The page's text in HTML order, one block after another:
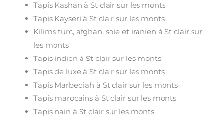
Tapis Kashan à St clair sur les monts
Tapis Kayseri à St clair sur les monts
Kilims turc, afghan, soie et iranien à St clair sur
les monts
Tapis indien à St clair sur les monts
Tapis de luxe à St clair sur les monts
Tapis Marbediah à St clair sur les monts
Tapis marocains à St clair sur les monts
Tapis nain à St clair sur les monts